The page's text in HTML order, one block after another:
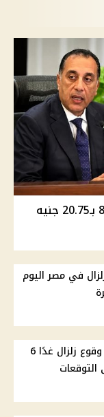
أسعار الوقود في مصر اليوم .. بنزين 80 بـ20.75 جنيه
في مصر اليوم
البحوث الفلكية تحسم مزاعم وقوع زلزال غدًا 6